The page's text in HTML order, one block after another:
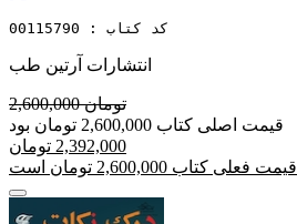
کد کتاب : 00115790
انتشارات آرتین طب
2,600,000 تومان
قیمت اصلی کتاب 2,600,000 تومان بود
2,392,000 تومان
قیمت فعلی کتاب 2,600,000 تومان است